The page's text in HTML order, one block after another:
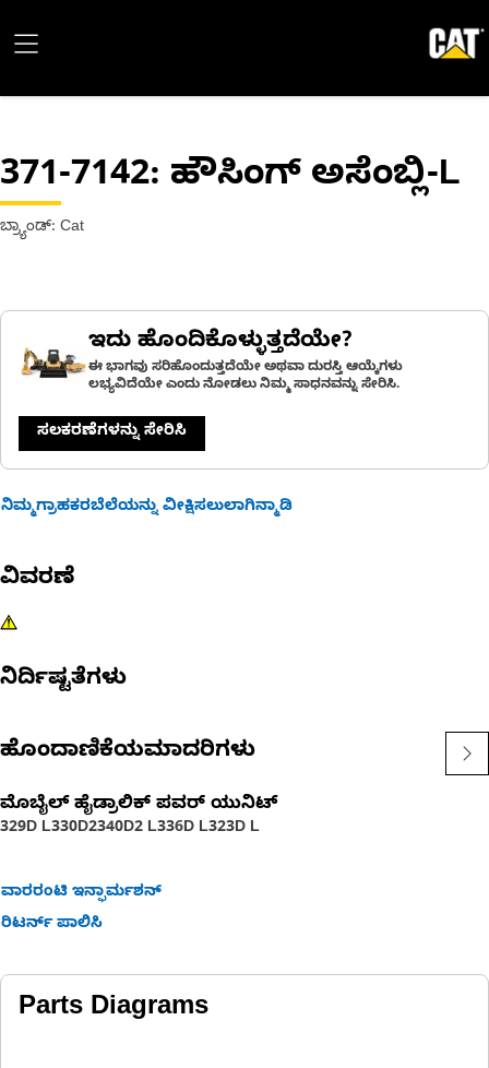
371-7142: ಹೌಸಿಂಗ್ ಅಸೆಂಬ್ಲಿ-L
ಬ್ರ್ಯಾಂಡ್: Cat
ಇದು ಹೊಂದಿಕೊಳ್ಳುತ್ತದೆಯೇ?
ಈ ಭಾಗವು ಸರಿಹೊಂದುತ್ತದೆಯೇ ಅಥವಾ ದುರಸ್ತಿ ಆಯ್ಕೆಗಳು
ಲಭ್ಯವಿದೆಯೇ ಎಂದು ನೋಡಲು ನಿಮ್ಮ ಸಾಧನವನ್ನು ಸೇರಿಸಿ.
ಸಲಕರಣೆಗಳನ್ನು ಸೇರಿಸಿ
ನಿಮ್ಮಗ್ರಾಹಕರಬೆಲೆಯನ್ನು ವೀಕ್ಷಿಸಲುಲಾಗಿನ್ಮಾಡಿ
ವಿವರಣೆ
ನಿರ್ದಿಷ್ಟತೆಗಳು
ಹೊಂದಾಣಿಕೆಯಮಾದರಿಗಳು
ಮೊಬೈಲ್ ಹೈಡ್ರಾಲಿಕ್‌ ಪವರ್ ಯುನಿಟ್‌
329D L330D2340D2 L336D L323D L
ವಾರರಂಟಿ ಇನ್ಫಾರ್ಮಶನ್
ರಿಟರ್ನ್ ಪಾಲಿಸಿ
Parts Diagrams